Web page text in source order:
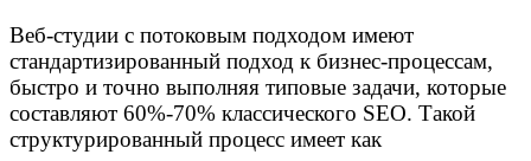
Веб-студии с потоковым подходом имеют
стандартизированный подход к бизнес-процессам,
быстро и точно выполняя типовые задачи, которые
составляют 60%-70% классического SEO. Такой
структурированный процесс имеет как